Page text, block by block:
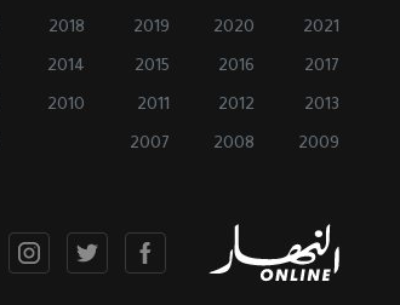
2021
2020
2019
2018
2017
2016
2015
2014
2013
2012
2011
2010
2009
2008
2007